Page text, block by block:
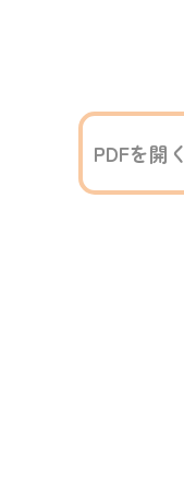
PDFを開く